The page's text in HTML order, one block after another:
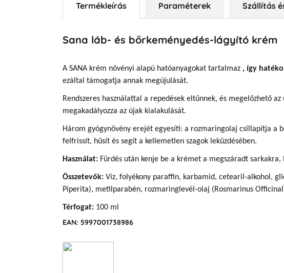
Termékleírás Paraméterek Szállítás
Sana láb- és bőrkeményedés-lágyító krém
A SANA krém növényi alapú hatóanyagokat tartalmaz , így
ezáltal támogatja annak megújulását.
Rendszeres használattal a repedések eltűnnek, és megelőzhető
megakadályozza az újak kialakulását.
Három gyógynövény erejét egyesíti: a rozmaringolaj csillapítja a
felfrissít, hűsít és segít a kellemetlen szagok leküzdésében.
Használat:Fürdés után kenje be a krémet a megszáradt
Összetevők:Víz, folyékony paraffin, karbamid, cetearil-alkohol,
Piperita), metilparabén, rozmaringlevél-olaj (Rosmarinus
Térfogat:100 ml
EAN: 5997001738986